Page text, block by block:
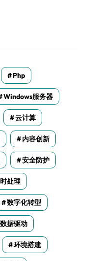
Php
Windows服务器
云计算
内容创新
安全防护
处理
数字化转型
数据驱动
环境搭建